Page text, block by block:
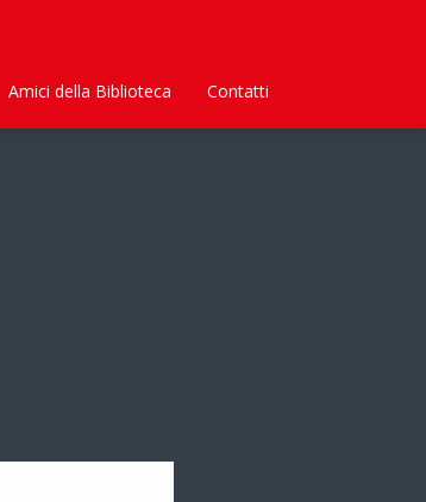
Amici della Biblioteca Contatti